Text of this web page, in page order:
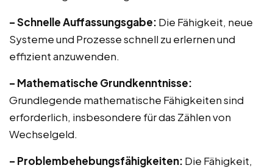
– Schnelle Auffassungsgabe: Die Fähigkeit, neue
Systeme und Prozesse schnell zu erlernen und
effizient anzuwenden.
– Mathematische Grundkenntnisse:
Grundlegende mathematische Fähigkeiten sind
erforderlich, insbesondere für das Zählen von
Wechselgeld.
– Problembehebungsfähigkeiten: Die Fähigkeit,